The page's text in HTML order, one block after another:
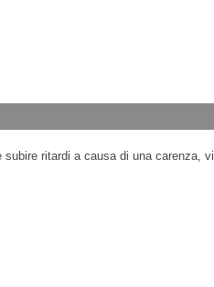
ritardi a causa di una carenza, vi